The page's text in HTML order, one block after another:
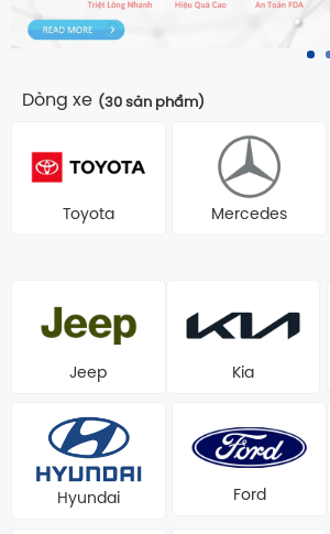
Dòng xe (30 sản phẩm)
Toyota
Mercedes
Jeep Kia
Hyundai Ford